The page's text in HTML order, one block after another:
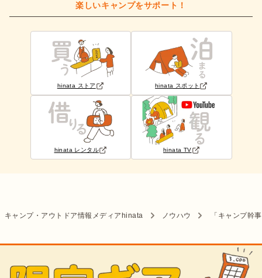
楽しいキャンプをサポート！
hinata ストア hinata スポット
hinata レンタル hinata TV
キャンプ・アウトドア情報メディアhinata ノウハウ 「キャンプ幹